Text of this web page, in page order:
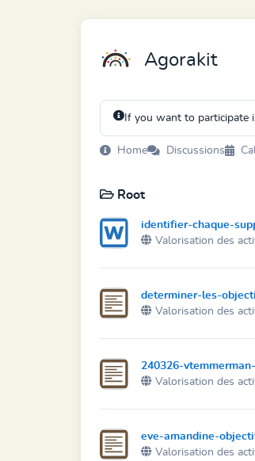
Agorakit
If you want to participate
Home Discussions
Root
identifier-chaque-
Valorisation des
determiner-les-
Valorisation des
240326-
Valorisation des
eve-amandine-
Valorisation des